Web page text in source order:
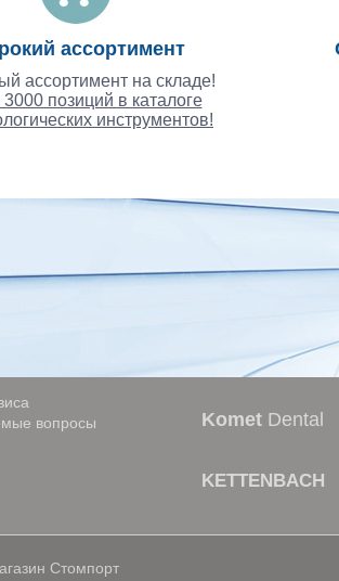
ассортимент
ассортимент на складе!
позиций в каталоге
инструментов!
вопросы
Komet Dental
KETTENBACH
Стомпорт